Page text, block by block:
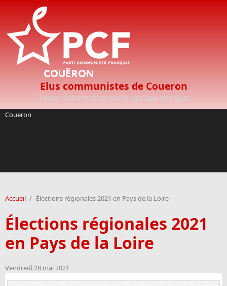
Aller au contenu principal
Elus communistes de Coueron
Toute l'information sur le groupe des élus
Coueron
Accueil / Élections régionales 2021 en Pays de la Loire
Élections régionales 2021
en Pays de la Loire
Vendredi 28 mai 2021